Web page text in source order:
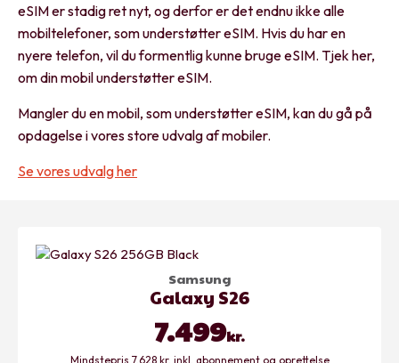
eSIM er stadig ret nyt, og derfor er det endnu ikke alle
mobiltelefoner, som understøtter eSIM. Hvis du har en
nyere telefon, vil du formentlig kunne bruge eSIM. Tjek her,
om din mobil understøtter eSIM.
Mangler du en mobil, som understøtter eSIM, kan du gå på
opdagelse i vores store udvalg af mobiler.
Se vores udvalg her
Samsung
Galaxy S26
7.499kr.
Mindstepris 7.628 kr. inkl. abonnement og oprettelse